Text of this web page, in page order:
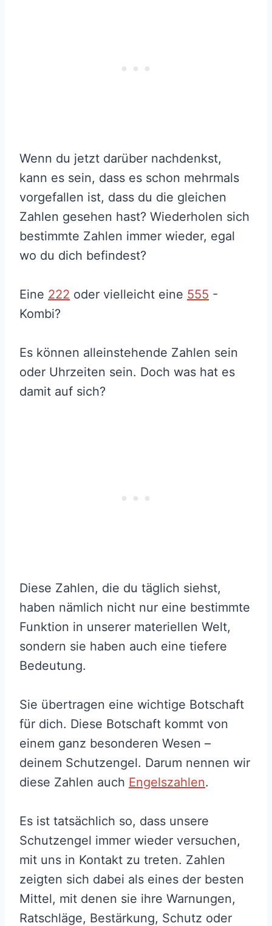
Wenn du jetzt darüber nachdenkst,
kann es sein, dass es schon mehrmals
vorgefallen ist, dass du die gleichen
Zahlen gesehen hast? Wiederholen sich
bestimmte Zahlen immer wieder, egal
wo du dich befindest?
Eine 222 oder vielleicht eine 555 -
Kombi?
Es können alleinstehende Zahlen sein
oder Uhrzeiten sein. Doch was hat es
damit auf sich?
Diese Zahlen, die du täglich siehst,
haben nämlich nicht nur eine bestimmte
Funktion in unserer materiellen Welt,
sondern sie haben auch eine tiefere
Bedeutung.
Sie übertragen eine wichtige Botschaft
für dich. Diese Botschaft kommt von
einem ganz besonderen Wesen –
deinem Schutzengel. Darum nennen wir
diese Zahlen auch Engelszahlen.
Es ist tatsächlich so, dass unsere
Schutzengel immer wieder versuchen,
mit uns in Kontakt zu treten. Zahlen
zeigten sich dabei als eines der besten
Mittel, mit denen sie ihre Warnungen,
Ratschläge, Bestärkung, Schutz oder